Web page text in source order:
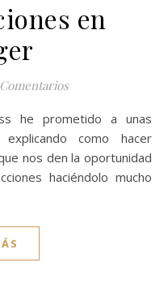
en
Comentarios
como hacer
nos den la oportunidad
haciéndolo mucho